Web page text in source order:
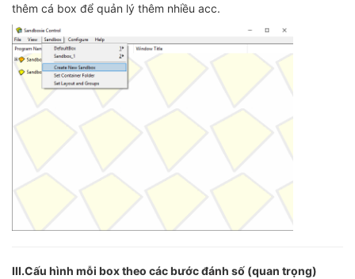
thêm cá box để quản lý thêm nhiều acc.
III.Cấu hình mỗi box theo các bước đánh số (quan trọng)